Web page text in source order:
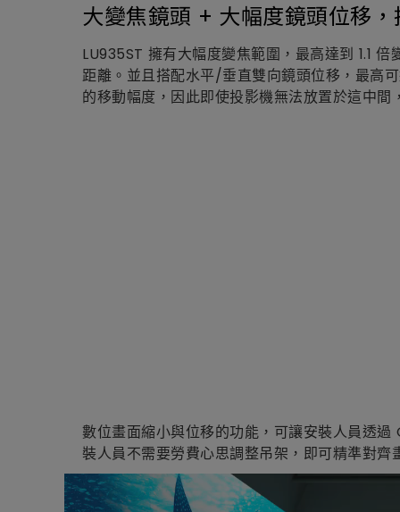
大變焦鏡頭 + 大幅度鏡頭位移
LU935ST 擁有大幅度變焦範圍，最高達到 1.1
距離。並且搭配水平/垂直雙向鏡頭位移，最高
的移動幅度，因此即使投影機無法放置於這中間
數位畫面縮小與位移的功能，可讓安裝人員透
裝人員不需要勞費心思調整吊架，即可精準對齊